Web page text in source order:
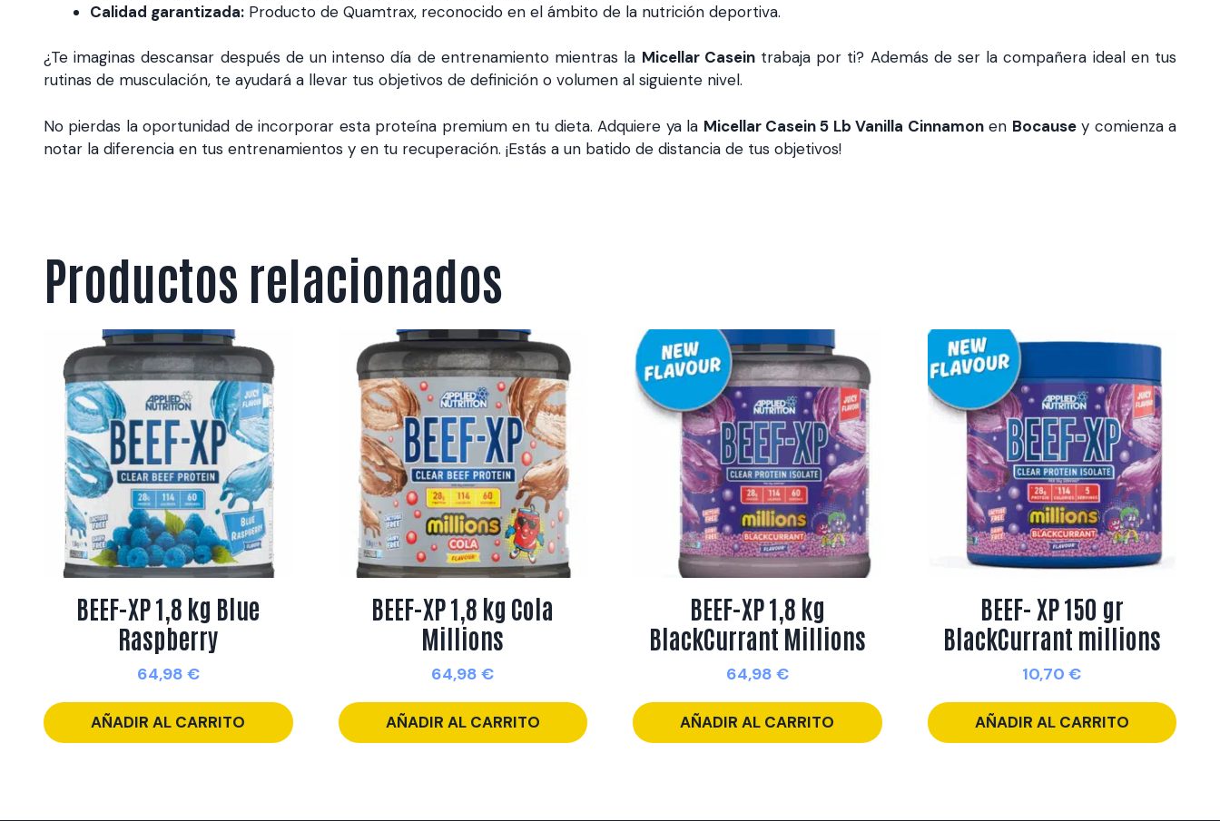
Calidad garantizada: Producto de Quamtrax, reconocido en el ámbito de la nutrición deportiva.
¿Te imaginas descansar después de un intenso día de entrenamiento mientras la Micellar Caseintrabaja por ti? Además de ser la compañera ideal en tus
rutinas de musculación, te ayudará a llevar tus objetivos de definición o volumen al siguiente nivel.
No pierdas la oportunidad de incorporar esta proteína premium en tu dieta. Adquiere ya la Micellar Casein 5 Lb Vanilla Cinnamonen Bocausey comienza a
notar la diferencia en tus entrenamientos y en tu recuperación. ¡Estás a un batido de distancia de tus objetivos!
Productos relacionados
BEEF-XP 1,8 kg Blue
Raspberry
64,98 €
AÑADIR AL CARRITO
BEEF-XP 1,8 kg Cola
Millions
64,98€
AÑADIR AL CARRITO
BEEF-XP 1,8 kg
BlackCurrant Millions
64,98 €
AÑADIR AL CARRITO
BEEF- XP 150 gr
BlackCurrant millions
10,70€
AÑADIR AL CARRITO